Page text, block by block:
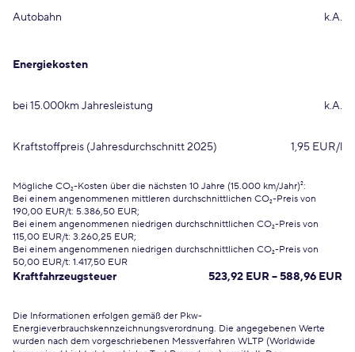
Autobahn k.A.
Energiekosten
bei 15.000km Jahresleistung k.A.
Kraftstoffpreis (Jahresdurchschnitt 2025) 1,95 EUR/l
Mögliche CO₂-Kosten über die nächsten 10 Jahre (15.000 km/Jahr)²:
Bei einem angenommenen mittleren durchschnittlichen CO₂-Preis von
190,00 EUR/t: 5.386,50 EUR;
Bei einem angenommenen niedrigen durchschnittlichen CO₂-Preis von
115,00 EUR/t: 3.260,25 EUR;
Bei einem angenommenen niedrigen durchschnittlichen CO₂-Preis von
50,00 EUR/t: 1.417,50 EUR
Kraftfahrzeugsteuer 523,92 EUR – 588,96 EUR
Die Informationen erfolgen gemäß der Pkw-
Energieverbrauchskennzeichnungsverordnung. Die angegebenen Werte
wurden nach dem vorgeschriebenen Messverfahren WLTP (Worldwide